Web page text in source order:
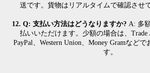
送です。貨物はリアルタイムで確認させ
12. Q: 支払い方法はどうなりますか? A: 多
払いいただけます。少額の場合は、Trade
PayPal、Western Union、Money Gramなど
す。